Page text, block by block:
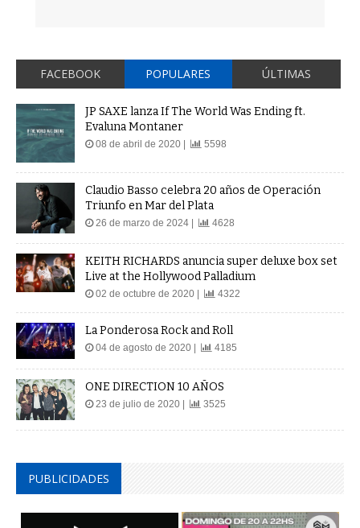
FACEBOOK POPULARES ÚLTIMAS
JP SAXE lanza If The World Was Ending ft.
Evaluna Montaner
08 de abril de 2020 | 5598
Claudio Basso celebra 20 años de Operación
Triunfo en Mar del Plata
26 de marzo de 2024 | 4628
KEITH RICHARDS anuncia super deluxe box set
Live at the Hollywood Palladium
02 de octubre de 2020 | 4322
La Ponderosa Rock and Roll
04 de agosto de 2020 | 4185
ONE DIRECTION 10 AÑOS
23 de julio de 2020 | 3525
PUBLICIDADES